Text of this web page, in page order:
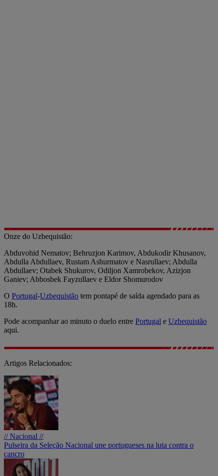
Onze do Uzbequistão:
Abduvohid Nematov; Behruzjon Karimov, Abdukodir Khusanov,
Abdulla Abdullaev, Rustam Ashurmatov e Nasrullaev; Abdulla
Abdullaev; Otabek Shukurov, Odiljon Xamrobekov, Azizjon
Ganiev; Abbosbek Fayzullaev e Eldor Shomurodov
O Portugal-Uzbequistão tem pontapé de saída agendado para as
18h.
Pode acompanhar ao minuto o duelo entre Portugal e Uzbequistão
aqui.
Artigos Relacionados:
// Nacional //
Pulseira da Seleção Nacional une portugueses na luta contra o
cancro